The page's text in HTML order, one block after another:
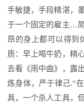
手敏捷，手段精湛，
于一个固定的雇主…
昂的身上都可以得到
质：早上喝牛奶，精
去看《雨中曲》，露
炼身体，严于律己.“
具，一个杀人工具，